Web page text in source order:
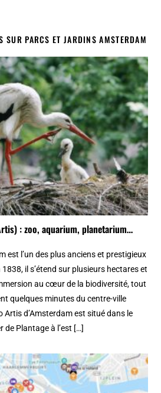
SUR PARCS ET JARDINS AMSTERDAM
: zoo, aquarium, planetarium…
est l’un des plus anciens et prestigieux
il s’étend sur plusieurs hectares et
au cœur de la biodiversité, tout
quelques minutes du centre-ville
Artis d’Amsterdam est situé dans le
de Plantage à l’est […]